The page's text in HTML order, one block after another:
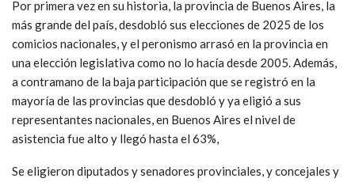
Por primera vez en su historia, la provincia de Buenos Aires, la
más grande del país, desdobló sus elecciones de 2025 de los
comicios nacionales, y el peronismo arrasó en la provincia en
una elección legislativa como no lo hacía desde 2005. Además,
a contramano de la baja participación que se registró en la
mayoría de las provincias que desdobló y ya eligió a sus
representantes nacionales, en Buenos Aires el nivel de
asistencia fue alto y llegó hasta el 63%,
Se eligieron diputados y senadores provinciales, y concejales y